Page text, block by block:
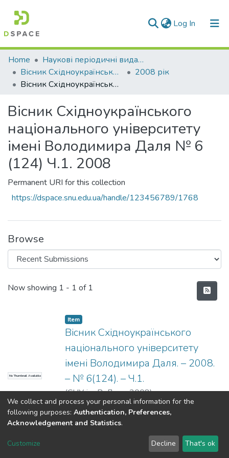
Log In (current)
Communities & Collections
All of DSpace
Home
Наукові періодичні видання СНУ ім. В. Даля
Вісник Східноукраїнського національного університету імені В. Даля
2008 рік
Вісник Східноукраїнського національного університету імені Володимира Даля № 6 (124) Ч.1. 2008
Вісник Східноукраїнського
національного університету
імені Володимира Даля № 6
(124) Ч.1. 2008
Permanent URI for this collection
https://dspace.snu.edu.ua/handle/123456789/1768
Browse
Recent Submissions
Now showing 1 - 1 of 1
No Thumbnail Available
Item
Вісник Східноукраїнського
національного університету
імені Володимира Даля. – 2008.
– № 6(124). – Ч.1.
(СНУ ім. В. Даля,2008)
Dspace & Volodymyr Dahl East Ukrainian National University
LYRASIS
Send Feedback
We collect and process your personal information for the
following purposes: Authentication, Preferences,
Acknowledgement and Statistics.
Customize Decline That's ok